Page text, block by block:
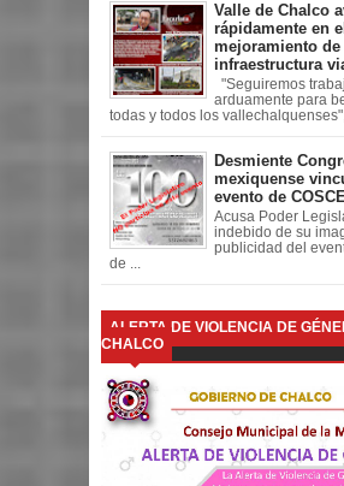
Valle de Chalco
rápidamente en el
mejoramiento de
infraestructura
"Seguiremos
arduamente para
todas y todos los vallechalquenses",
Desmiente
mexiquense
evento de
Acusa Poder
indebido de su
publicidad del
de ...
ALERTA DE VIOLENCIA DE
CHALCO